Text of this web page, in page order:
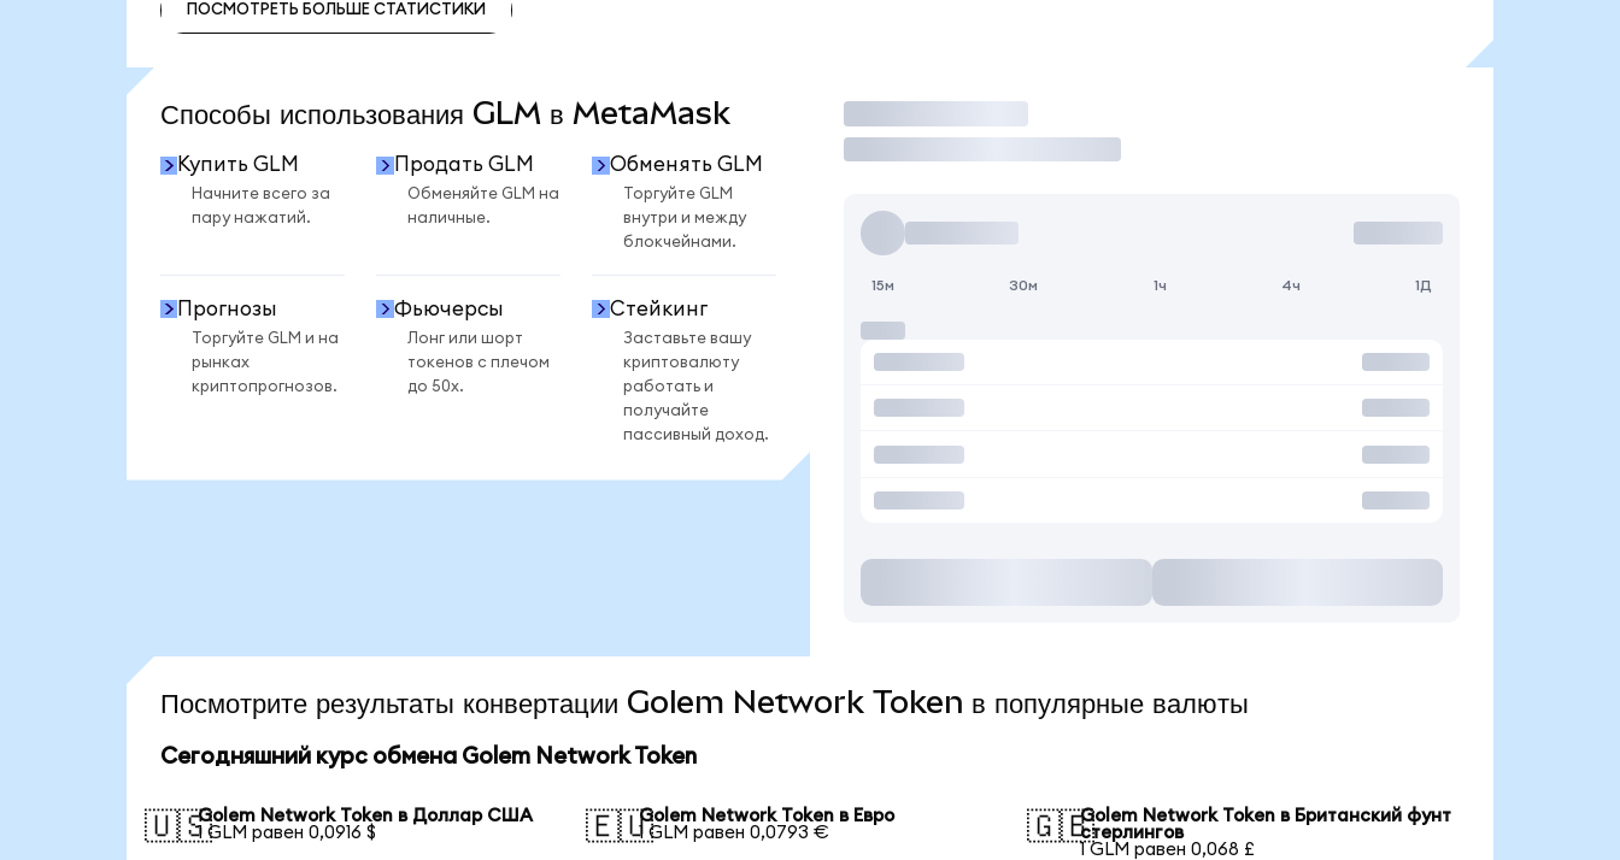
ПОСМОТРЕТЬ БОЛЬШЕ СТАТИСТИКИ
Способы использования GLM в MetaMask
Купить GLM
Начните всего за
пару нажатий.
Продать GLM
Обменяйте GLM на
наличные.
Обменять GLM
Торгуйте GLM
внутри и между
блокчейнами.
Прогнозы
Торгуйте GLM и на
рынках
криптопрогнозов.
Фьючерсы
Лонг или шорт
токенов с плечом
до 50x.
Стейкинг
Заставьте вашу
криптовалюту
работать и
получайте
пассивный доход.
Торговать
15м 30м 1ч 4ч 1Д
Посмотрите результаты конвертации Golem Network Token в популярные валюты
Сегодняшний курс обмена Golem Network Token
🇺🇸Golem Network Token в Доллар США
1 GLM равен 0,0916 $
🇪🇺Golem Network Token в Евро
1 GLM равен 0,0793 €
🇬🇧Golem Network Token в Британский фунт
стерлингов
1 GLM равен 0,068 £